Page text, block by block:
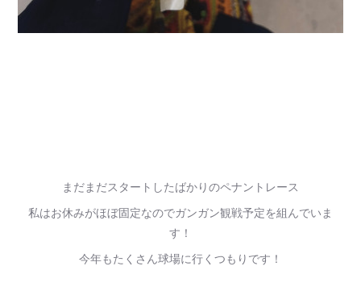
まだまだスタートしたばかりのペナントレース
私はお休みがほぼ固定なのでガンガン観戦予定を組んでいま
す！
今年もたくさん球場に行くつもりです！